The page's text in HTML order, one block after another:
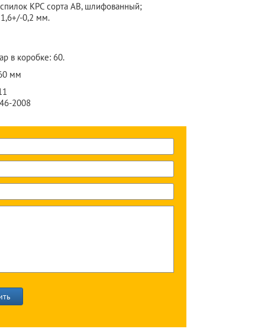
КРС сорта АВ, шлифованный;
0,2 мм.
в коробке: 60.
мм
2008